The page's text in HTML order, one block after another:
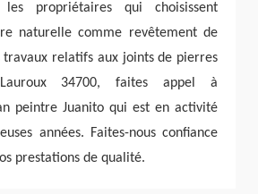
les propriétaires qui choisissent
naturelle comme revêtement de
travaux relatifs aux joints de pierres
34700, faites appel à
peintre Juanito qui est en activité
années. Faites-nous confiance
prestations de qualité.